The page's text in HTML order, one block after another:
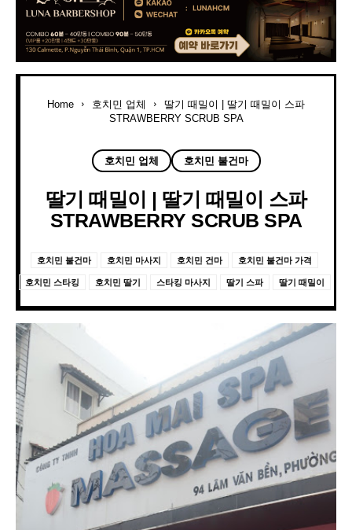
Home 호치민 업체
딸기 때밀이 | 딸기 때밀이 스파
STRAWBERRY SCRUB SPA
호치민 업체 호치민 불건마
딸기 때밀이 | 딸기 때밀이 스파
STRAWBERRY SCRUB SPA
호치민 불건마 호치민 마사지 호치민 건마
호치민 불건마 가격
호치민 스타킹
호치민 딸기 스타킹 마사지 딸기 스파 딸기 때밀이